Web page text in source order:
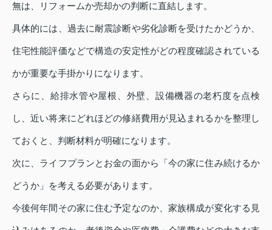
無は、リフォームか売却かの判断に直結します。
具体的には、過去に耐震診断や劣化診断を受けたかどうか、
住宅性能評価などで構造の安定性がどの程度確認されている
かが重要な手掛かりになります。
さらに、給排水管や屋根、外壁、設備機器の老朽度を点検
し、近い将来にどれほどの修繕費用が見込まれるかを整理し
ておくと、判断材料が明確になります。
次に、ライフプランとお金の面から「今の家に住み続けるか
どうか」を考える必要があります。
今後何年間その家に住む予定なのか、家族構成が変化する見